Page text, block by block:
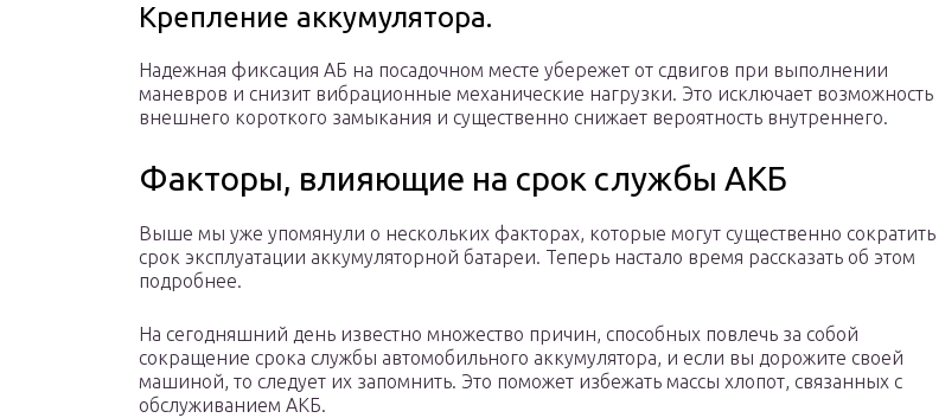
Крепление аккумулятора.
Надежная фиксация АБ на посадочном месте убережет от сдвигов при выполнении
маневров и снизит вибрационные механические нагрузки. Это исключает возможность
внешнего короткого замыкания и существенно снижает вероятность внутреннего.
Факторы, влияющие на срок службы АКБ
Выше мы уже упомянули о нескольких факторах, которые могут существенно сократить
срок эксплуатации аккумуляторной батареи. Теперь настало время рассказать об этом
подробнее.
На сегодняшний день известно множество причин, способных повлечь за собой
сокращение срока службы автомобильного аккумулятора, и если вы дорожите своей
машиной, то следует их запомнить. Это поможет избежать массы хлопот, связанных с
обслуживанием АКБ.